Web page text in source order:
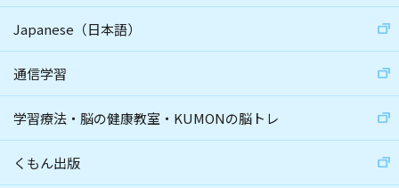
Japanese（日本語）
通信学習
学習療法・脳の健康教室・KUMONの脳トレ
くもん出版